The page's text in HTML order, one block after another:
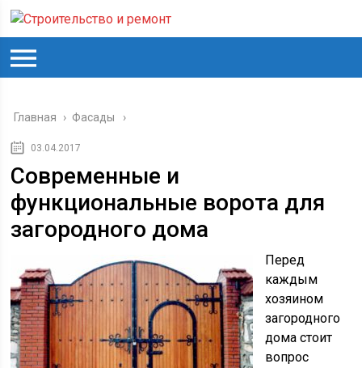
Главная › Фасады
03.04.2017
Современные и
функциональные ворота для
загородного дома
Перед
каждым
хозяином
загородного
дома стоит
вопрос